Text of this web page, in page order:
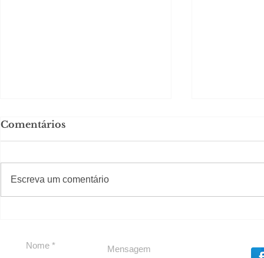
reforçam apoio a
Cláudio Mitidieri
Comentários
Escreva um comentário
#Sugestões